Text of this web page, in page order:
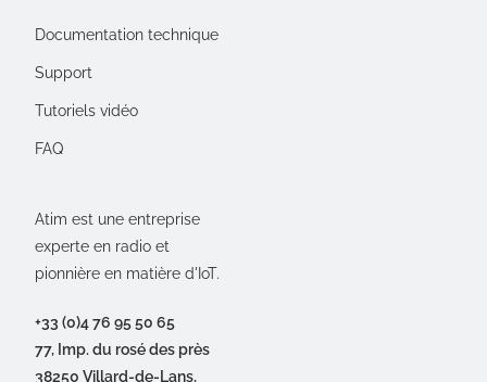
Atim est une entreprise
experte en radio et
pionnière en matière d'IoT.
+33 (0)4 76 95 50 65
77, Imp. du rosé des près
38250 Villard-de-Lans,
Documentation technique
Support
Tutoriels vidéo
FAQ